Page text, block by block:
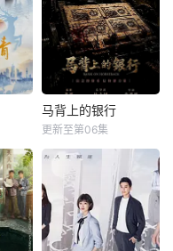
马背上的银行
更新至第06集